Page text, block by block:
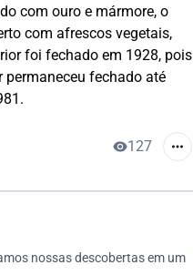
com ouro e mármore, o
com afrescos vegetais,
foi fechado em 1928, pois
fechado até
127
nossas descobertas em um